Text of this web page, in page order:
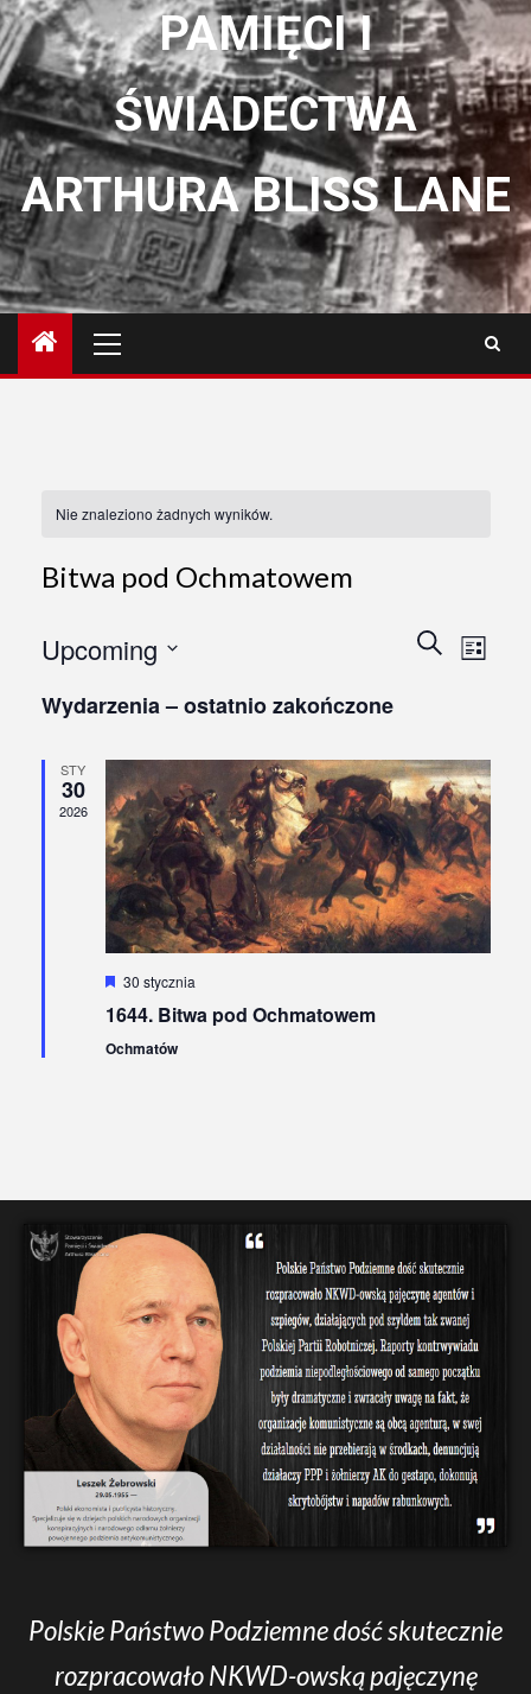
PAMIĘCI I
ŚWIADECTWA
ARTHURA BLISS LANE
główne
Nie znaleziono żadnych wyników.
Bitwa pod Ochmatowem
Views
Szukaj
List
Upcoming
datę.
Wydarzenia – ostatnio zakończone
STY
30
2026
Wyróżnione
30 stycznia
1644. Bitwa pod Ochmatowem
Ochmatów
Polskie Państwo Podziemne dość skutecznie
rozpracowało NKWD-owską pajęczynę